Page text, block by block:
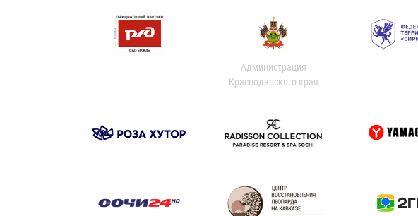
Администрация
Краснодарского края